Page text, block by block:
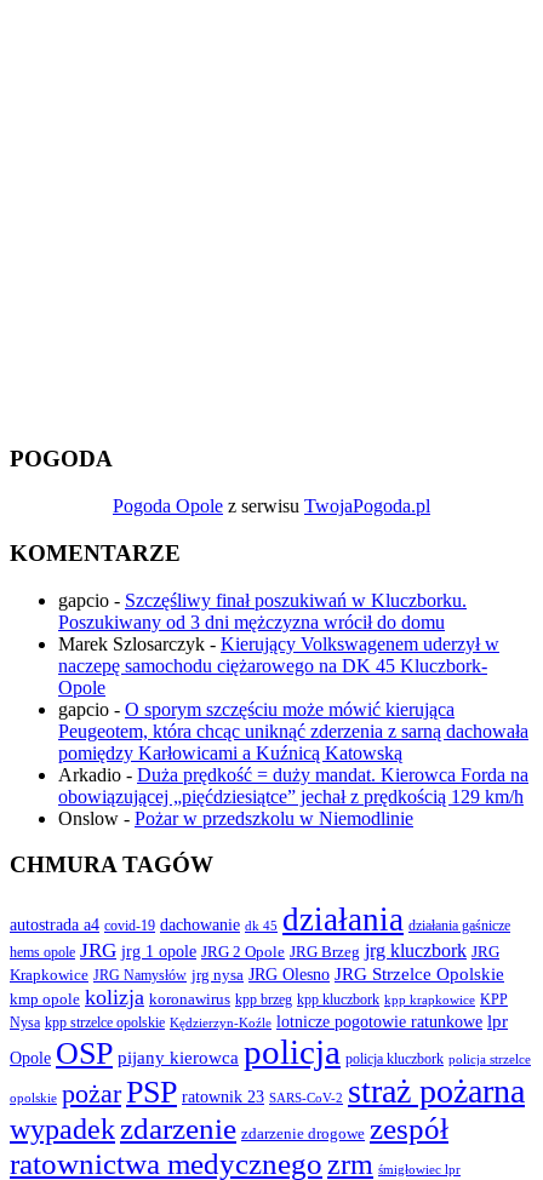
POGODA
Pogoda Opole z serwisu TwojaPogoda.pl
KOMENTARZE
gapcio - Szczęśliwy finał poszukiwań w Kluczborku.
Poszukiwany od 3 dni mężczyzna wrócił do domu
Marek Szlosarczyk - Kierujący Volkswagenem uderzył w
naczepę samochodu ciężarowego na DK 45 Kluczbork-
Opole
gapcio - O sporym szczęściu może mówić kierująca
Peugeotem, która chcąc uniknąć zderzenia z sarną dachowała
pomiędzy Karłowicami a Kuźnicą Katowską
Arkadio - Duża prędkość = duży mandat. Kierowca Forda na
obowiązującej „pięćdziesiątce” jechał z prędkością 129 km/h
Onslow - Pożar w przedszkolu w Niemodlinie
CHMURA TAGÓW
autostrada a4 covid-19 dachowanie dk 45 działania działania gaśnicze
hems opole JRG jrg 1 opole JRG 2 Opole JRG Brzeg jrg kluczbork JRG
Krapkowice JRG Namysłów jrg nysa JRG Olesno JRG Strzelce Opolskie
kmp opole kolizja koronawirus kpp brzeg kpp kluczbork kpp krapkowice KPP
Nysa kpp strzelce opolskie Kędzierzyn-Koźle lotnicze pogotowie ratunkowe lpr
Opole OSP pijany kierowca policja policja kluczbork policja strzelce
opolskie pożarPSP ratownik 23 SARS-CoV-2 straż pożarna
wypadekzdarzenie zdarzenie drogowe zespół
ratownictwa medycznego zrm śmigłowiec lpr